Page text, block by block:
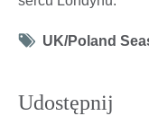
Tag
UK/Poland
Udostępnij